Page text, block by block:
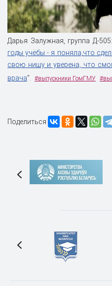
Дарья Залужная, группа Д-505:
годы учёбы - я поняла,что
свою нишу и уверена, что
врача". #выпускники ГомГМУ
Поделиться